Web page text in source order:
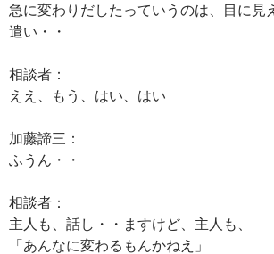
急に変わりだしたっていうのは、目に見
遣い・・
相談者：
ええ、もう、はい、はい
加藤諦三：
ふうん・・
相談者：
主人も、話し・・ますけど、主人も、
「あんなに変わるもんかねえ」